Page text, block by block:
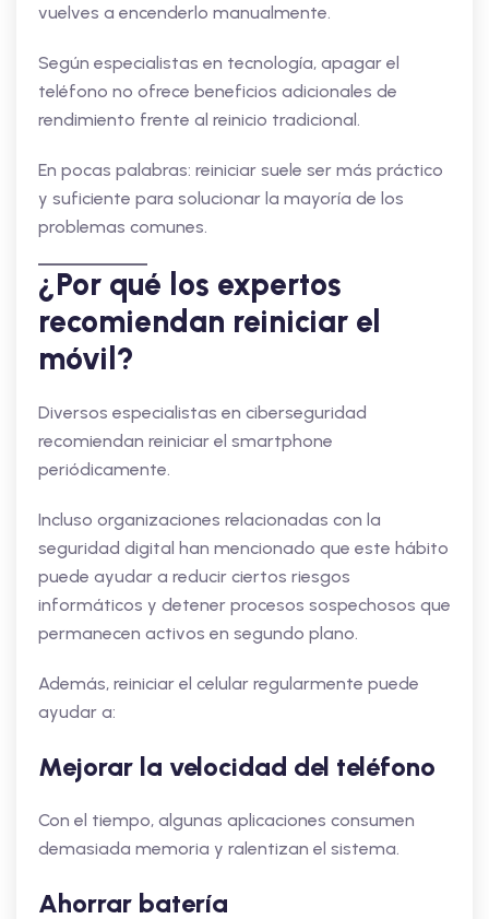
vuelves a encenderlo manualmente.
Según especialistas en tecnología, apagar el
teléfono no ofrece beneficios adicionales de
rendimiento frente al reinicio tradicional.
En pocas palabras: reiniciar suele ser más práctico
y suficiente para solucionar la mayoría de los
problemas comunes.
¿Por qué los expertos
recomiendan reiniciar el
móvil?
Diversos especialistas en ciberseguridad
recomiendan reiniciar el smartphone
periódicamente.
Incluso organizaciones relacionadas con la
seguridad digital han mencionado que este hábito
puede ayudar a reducir ciertos riesgos
informáticos y detener procesos sospechosos que
permanecen activos en segundo plano.
Además, reiniciar el celular regularmente puede
ayudar a:
Mejorar la velocidad del teléfono
Con el tiempo, algunas aplicaciones consumen
demasiada memoria y ralentizan el sistema.
Ahorrar batería